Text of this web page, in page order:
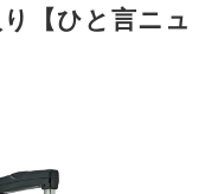
【ひと言ニュ